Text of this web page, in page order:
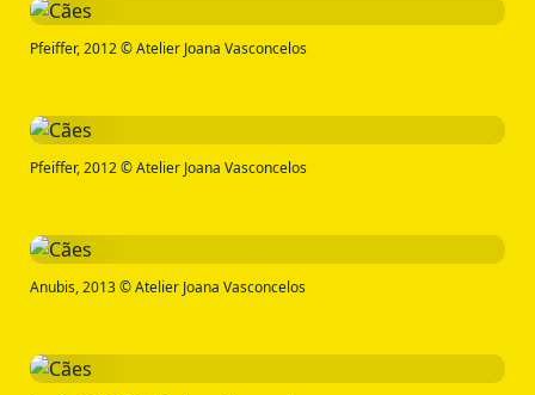
Pfeiffer, 2012 © Atelier Joana Vasconcelos
Pfeiffer, 2012 © Atelier Joana Vasconcelos
Anubis, 2013 © Atelier Joana Vasconcelos